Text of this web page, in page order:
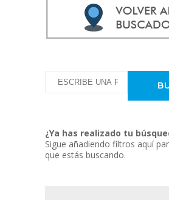
¿Ya has realizado tu
Sigue añadiendo filtros aquí
que estás buscando.